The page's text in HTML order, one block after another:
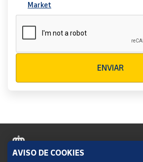
Market
ENVIAR
AVISO DE COOKIES